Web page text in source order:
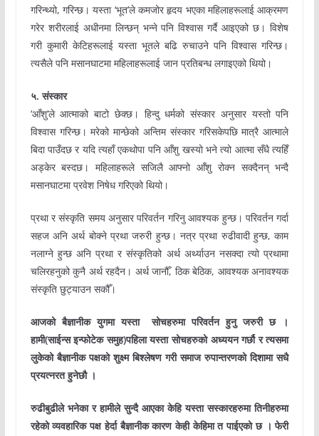
गरिन्थ्यो, गरिन्छ। यस्ता ‘भूत’ले कमजोर हृदय भएका महिलाहरूलाई आक्रमण
गरेर शरीरलाई अधीनमा लिन्छन् भन्ने पनि विश्वास गर्दै आइएको छ। विशेष
गरी कुमारी केटिहरूलाई यस्ता भूतले बढि रुचाउने पनि विश्वास गरिन्छ।
त्यसैले पनि मसानघाटमा महिलाहरूलाई जान प्रतिबन्ध लगाइएको थियो।
५.संस्कार
‘आँशु’ले आत्माको बाटो छेक्छ। हिन्दु धर्मको संस्कार अनुसार यस्तो पनि
विश्वास गरिन्छ। मरेको मान्छेको अन्तिम संस्कार गरिसकेपछि मात्रै आत्माले
बिदा पाउँदछ र यदि त्यहाँ एकथोपा पनि आँशु खस्यो भने त्यो आत्मा सँधै त्यहिँ
अड्केर बस्दछ। महिलाहरूले सजिलै आफ्नो आँशु रोक्न सक्दैनन् भन्दै
मसानघाटमा प्रवेश निषेध गरिएको थियो।
प्रथा र संस्कृति समय अनुसार परिवर्तन गरिनु आवश्यक हुन्छ। परिवर्तन गर्दा
सहज अनि अर्थ बोक्ने प्रथा जरुरी हुन्छ। नत्र प्रथा रुढीवादी हुन्छ, काम
नलाग्ने हुन्छ अनि प्रथा र संस्कृतिको अर्थ अर्थ्याउन नसक्दा त्यो प्रथामा
चलिरहनुको कुनै अर्थ रहदैन। अर्थ जानौँ, ठिक बेठिक, आवश्यक अनावश्यक
संस्कृति छुट्याउन सकौँ।
आजको बैज्ञानीक युगमा यस्ता सोचहरुमा परिवर्तन हुनु जरुरी छ ।
हामी(साईन्स इन्फोटेक समुह)पहिला यस्ता सोचहरुको अध्ययन गर्छौ र त्यसमा
लुकेको बैज्ञानीक पक्षको शुक्ष्म बिश्लेषण गरी समाज रुपान्तरणको दिशामा सधै
प्रयत्नरत हुनेछौ ।
रुढीबुढीले भनेका र हामीले सुन्दै आएका केहि यस्ता सस्कारहरुमा तिनीहरुमा
रहेको व्यवहारिक पक्ष हेर्दा बैज्ञानीक कारण केही केहिमा त पाईएको छ । फेरी